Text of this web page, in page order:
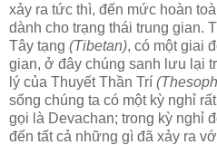
xảy ra tức thì, đến mức hoàn
dành cho trạng thái trung gian.
Tây tạng (Tibetan), có một giai
gian, ở đây chúng sanh lưu lại
lý của Thuyết Thần Trí
sống chúng ta có một kỳ nghỉ
gọi là Devachan; trong kỳ nghỉ
đến tất cả những gì đã xảy ra